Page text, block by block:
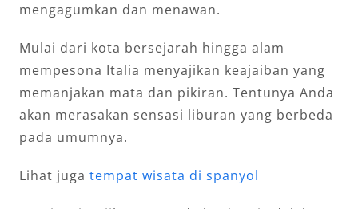
mengagumkan dan menawan.
Mulai dari kota bersejarah hingga alam
mempesona Italia menyajikan keajaiban yang
memanjakan mata dan pikiran. Tentunya Anda
akan merasakan sensasi liburan yang berbeda
pada umumnya.
Lihat juga tempat wisata di spanyol